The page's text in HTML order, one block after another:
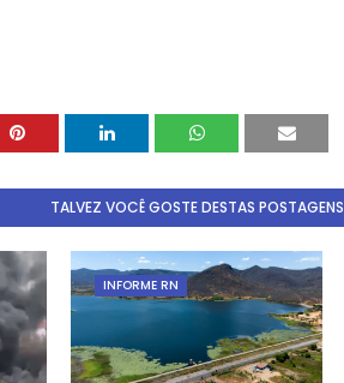
TALVEZ VOCÊ GOSTE DESTAS POSTAGENS
INFORME RN